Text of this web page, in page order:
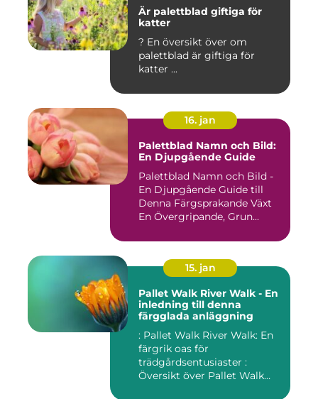
Är palettblad giftiga för
katter
? En översikt över om
palettblad är giftiga för
katter ...
16. jan
Palettblad Namn och Bild:
En Djupgående Guide
Palettblad Namn och Bild -
En Djupgående Guide till
Denna Färgsprakande Växt
En Övergripande, Grun...
15. jan
Pallet Walk River Walk - En
inledning till denna
färgglada anläggning
: Pallet Walk River Walk: En
färgrik oas för
trädgårdsentusiaster :
Översikt över Pallet Walk